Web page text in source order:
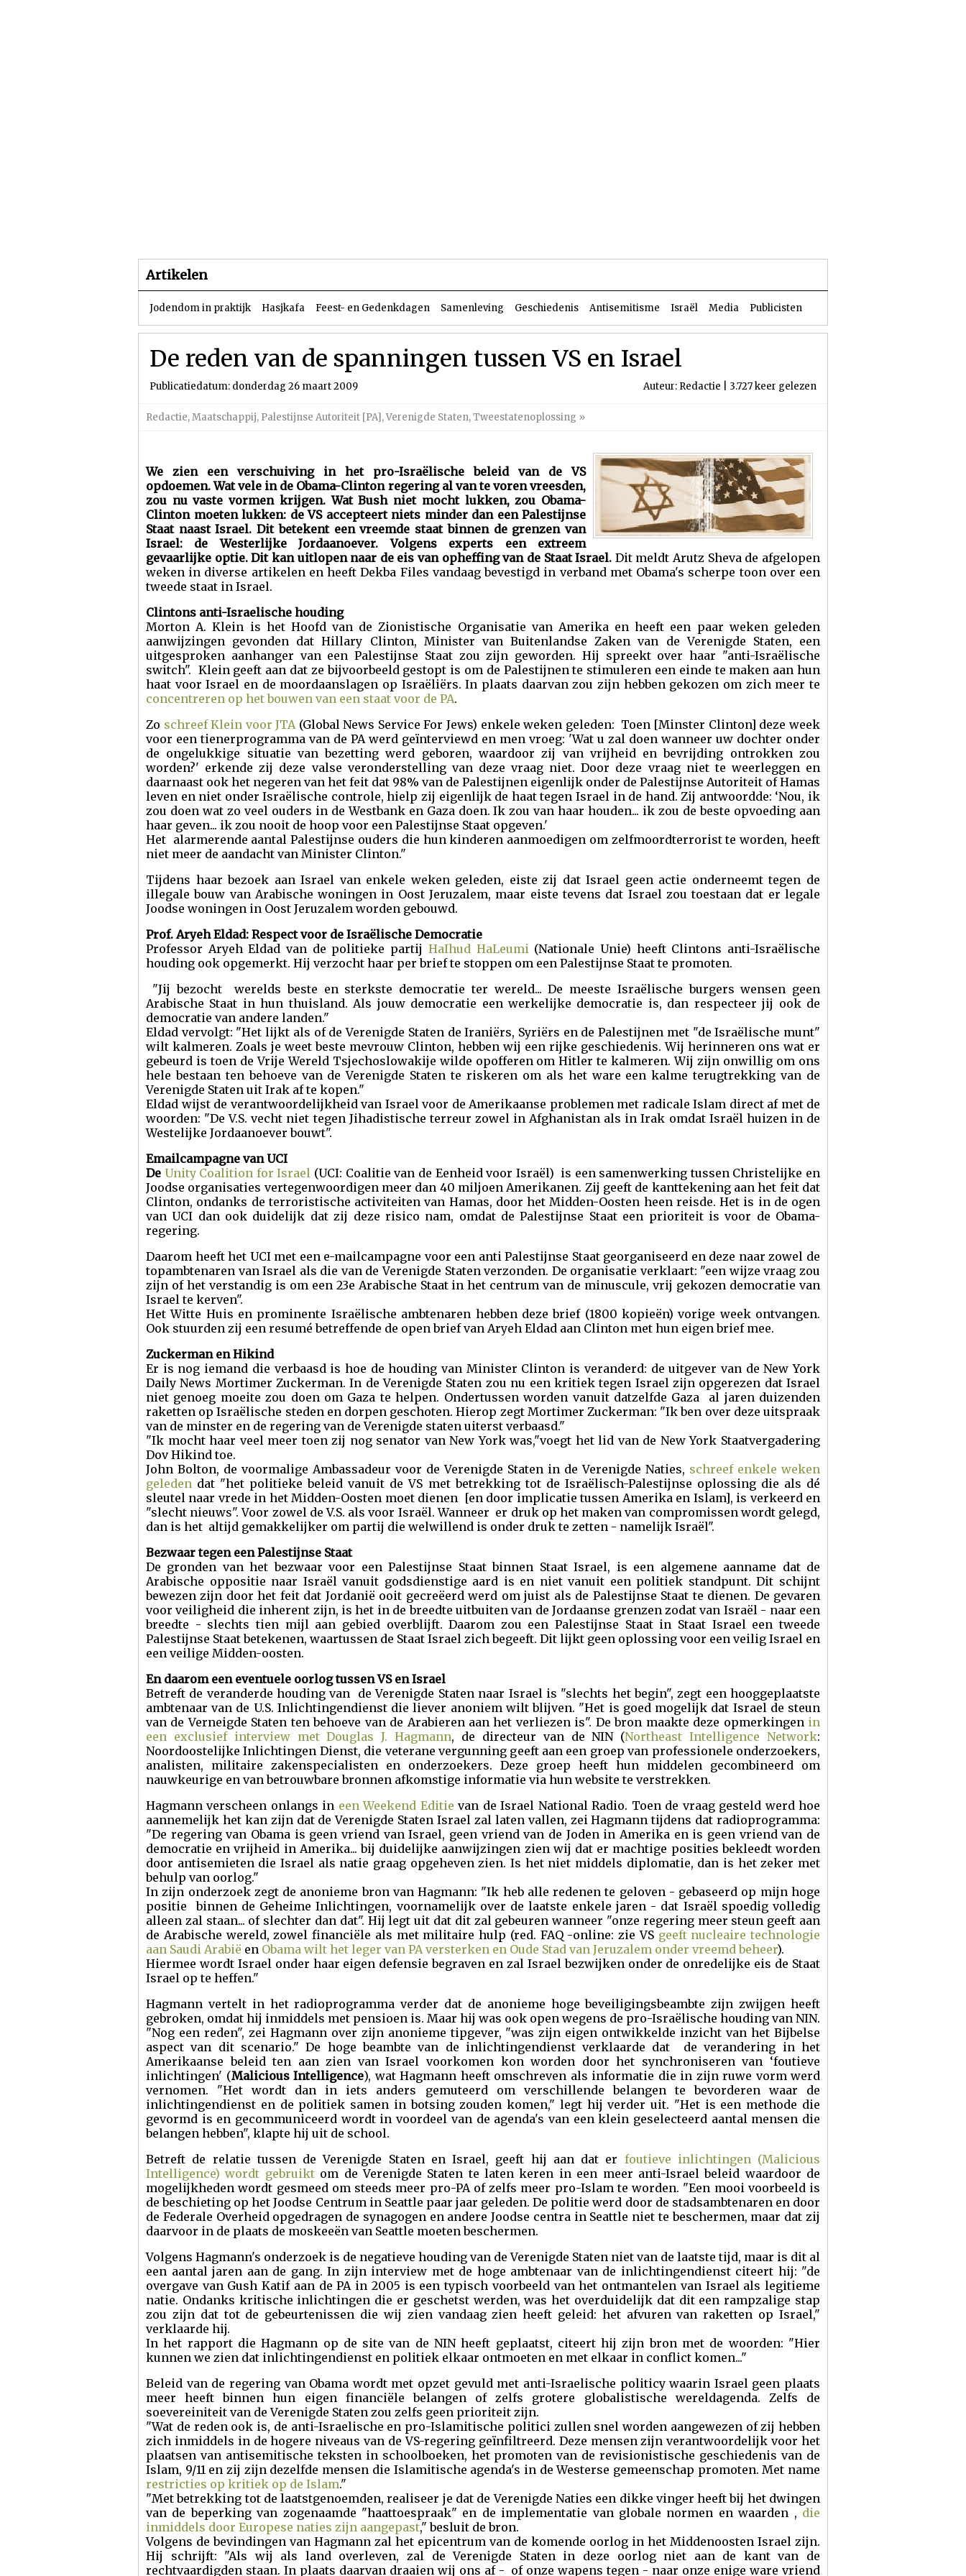
Artikelen
Jodendom in praktijk Hasjkafa Feest- en Gedenkdagen Samenleving Geschiedenis Antisemitisme Israël Media Publicisten
De reden van de spanningen tussen VS en Israel
Publicatiedatum: donderdag 26 maart 2009 Auteur: Redactie | 3.727 keer gelezen
Redactie,Maatschappij, Palestijnse Autoriteit [PA],Verenigde Staten,Tweestatenoplossing »
We zien een verschuiving in het pro-Israëlische beleid van de VS
opdoemen. Wat vele in de Obama-Clinton regering al van te voren vreesden,
zou nu vaste vormen krijgen. Wat Bush niet mocht lukken, zou Obama-
Clinton moeten lukken: de VS accepteert niets minder dan een Palestijnse
Staat naast Israel. Dit betekent een vreemde staat binnen de grenzen van
Israel: de Westerlijke Jordaanoever. Volgens experts een extreem
gevaarlijke optie. Dit kan uitlopen naar de eis van opheffing van de Staat Israel. Dit meldt Arutz Sheva de afgelopen
weken in diverse artikelen en heeft Dekba Files vandaag bevestigd in verband met Obama's scherpe toon over een
tweede staat in Israel.
Clintons anti-Israelische houding
Morton A. Klein is het Hoofd van de Zionistische Organisatie van Amerika en heeft een paar weken geleden
aanwijzingen gevonden dat Hillary Clinton, Minister van Buitenlandse Zaken van de Verenigde Staten, een
uitgesproken aanhanger van een Palestijnse Staat zou zijn geworden. Hij spreekt over haar "anti-Israëlische
switch". Klein geeft aan dat ze bijvoorbeeld gestopt is om de Palestijnen te stimuleren een einde te maken aan hun
haat voor Israel en de moordaanslagen op Israëliërs. In plaats daarvan zou zijn hebben gekozen om zich meer te
concentreren op het bouwen van een staat voor de PA.
Zo schreef Klein voor JTA(Global News Service For Jews) enkele weken geleden: Toen [Minster Clinton] deze week
voor een tienerprogramma van de PA werd geïnterviewd en men vroeg: 'Wat u zal doen wanneer uw dochter onder
de ongelukkige situatie van bezetting werd geboren, waardoor zij van vrijheid en bevrijding ontrokken zou
worden?' erkende zij deze valse veronderstelling van deze vraag niet. Door deze vraag niet te weerleggen en
daarnaast ook het negeren van het feit dat 98% van de Palestijnen eigenlijk onder de Palestijnse Autoriteit of Hamas
leven en niet onder Israëlische controle, hielp zij eigenlijk de haat tegen Israel in de hand. Zij antwoordde: ‘Nou, ik
zou doen wat zo veel ouders in de Westbank en Gaza doen. Ik zou van haar houden... ik zou de beste opvoeding aan
haar geven... ik zou nooit de hoop voor een Palestijnse Staat opgeven.'
Het alarmerende aantal Palestijnse ouders die hun kinderen aanmoedigen om zelfmoordterrorist te worden, heeft
niet meer de aandacht van Minister Clinton."
Tijdens haar bezoek aan Israel van enkele weken geleden, eiste zij dat Israel geen actie onderneemt tegen de
illegale bouw van Arabische woningen in Oost Jeruzalem, maar eiste tevens dat Israel zou toestaan dat er legale
Joodse woningen in Oost Jeruzalem worden gebouwd.
Prof. Aryeh Eldad: Respect voor de Israëlische Democratie
Professor Aryeh Eldad van de politieke partij HaIhud HaLeumi(Nationale Unie) heeft Clintons anti-Israëlische
houding ook opgemerkt. Hij verzocht haar per brief te stoppen om een Palestijnse Staat te promoten.
"Jij bezocht werelds beste en sterkste democratie ter wereld... De meeste Israëlische burgers wensen geen
Arabische Staat in hun thuisland. Als jouw democratie een werkelijke democratie is, dan respecteer jij ook de
democratie van andere landen."
Eldad vervolgt: "Het lijkt als of de Verenigde Staten de Iraniërs, Syriërs en de Palestijnen met "de Israëlische munt"
wilt kalmeren. Zoals je weet beste mevrouw Clinton, hebben wij een rijke geschiedenis. Wij herinneren ons wat er
gebeurd is toen de Vrije Wereld Tsjechoslowakije wilde opofferen om Hitler te kalmeren. Wij zijn onwillig om ons
hele bestaan ten behoeve van de Verenigde Staten te riskeren om als het ware een kalme terugtrekking van de
Verenigde Staten uit Irak af te kopen."
Eldad wijst de verantwoordelijkheid van Israel voor de Amerikaanse problemen met radicale Islam direct af met de
woorden: "De V.S. vecht niet tegen Jihadistische terreur zowel in Afghanistan als in Irak omdat Israël huizen in de
Westelijke Jordaanoever bouwt".
Emailcampagne van UCI
De Unity Coalition for Israel (UCI: Coalitie van de Eenheid voor Israël) is een samenwerking tussen Christelijke en
Joodse organisaties vertegenwoordigen meer dan 40 miljoen Amerikanen. Zij geeft de kanttekening aan het feit dat
Clinton, ondanks de terroristische activiteiten van Hamas, door het Midden-Oosten heen reisde. Het is in de ogen
van UCI dan ook duidelijk dat zij deze risico nam, omdat de Palestijnse Staat een prioriteit is voor de Obama-
regering.
Daarom heeft het UCI met een e-mailcampagne voor een anti Palestijnse Staat georganiseerd en deze naar zowel de
topambtenaren van Israel als die van de Verenigde Staten verzonden. De organisatie verklaart: "een wijze vraag zou
zijn of het verstandig is om een 23e Arabische Staat in het centrum van de minuscule, vrij gekozen democratie van
Israel te kerven".
Het Witte Huis en prominente Israëlische ambtenaren hebben deze brief (1800 kopieën) vorige week ontvangen.
Ook stuurden zij een resumé betreffende de open brief van Aryeh Eldad aan Clinton met hun eigen brief mee.
Zuckerman en Hikind
Er is nog iemand die verbaasd is hoe de houding van Minister Clinton is veranderd: de uitgever van de New York
Daily News Mortimer Zuckerman. In de Verenigde Staten zou nu een kritiek tegen Israel zijn opgerezen dat Israel
niet genoeg moeite zou doen om Gaza te helpen. Ondertussen worden vanuit datzelfde Gaza al jaren duizenden
raketten op Israëlische steden en dorpen geschoten. Hierop zegt Mortimer Zuckerman: "Ik ben over deze uitspraak
van de minster en de regering van de Verenigde staten uiterst verbaasd."
"Ik mocht haar veel meer toen zij nog senator van New York was,"voegt het lid van de New York Staatvergadering
Dov Hikind toe.
John Bolton, de voormalige Ambassadeur voor de Verenigde Staten in de Verenigde Naties, schreef enkele weken
geleden dat "het politieke beleid vanuit de VS met betrekking tot de Israëlisch-Palestijnse oplossing die als dé
sleutel naar vrede in het Midden-Oosten moet dienen [en door implicatie tussen Amerika en Islam], is verkeerd en
"slecht nieuws". Voor zowel de V.S. als voor Israël. Wanneer er druk op het maken van compromissen wordt gelegd,
dan is het altijd gemakkelijker om partij die welwillend is onder druk te zetten - namelijk Israël".
Bezwaar tegen een Palestijnse Staat
De gronden van het bezwaar voor een Palestijnse Staat binnen Staat Israel, is een algemene aanname dat de
Arabische oppositie naar Israël vanuit godsdienstige aard is en niet vanuit een politiek standpunt. Dit schijnt
bewezen zijn door het feit dat Jordanië ooit gecreëerd werd om juist als de Palestijnse Staat te dienen. De gevaren
voor veiligheid die inherent zijn, is het in de breedte uitbuiten van de Jordaanse grenzen zodat van Israël - naar een
breedte - slechts tien mijl aan gebied overblijft. Daarom zou een Palestijnse Staat in Staat Israel een tweede
Palestijnse Staat betekenen, waartussen de Staat Israel zich begeeft. Dit lijkt geen oplossing voor een veilig Israel en
een veilige Midden-oosten.
En daarom een eventuele oorlog tussen VS en Israel
Betreft de veranderde houding van de Verenigde Staten naar Israel is "slechts het begin", zegt een hooggeplaatste
ambtenaar van de U.S. Inlichtingendienst die liever anoniem wilt blijven. "Het is goed mogelijk dat Israel de steun
van de Verneigde Staten ten behoeve van de Arabieren aan het verliezen is". De bron maakte deze opmerkingen in
een exclusief interview met Douglas J. Hagmann, de directeur van de NIN (Northeast Intelligence Network:
Noordoostelijke Inlichtingen Dienst, die veterane vergunning geeft aan een groep van professionele onderzoekers,
analisten, militaire zakenspecialisten en onderzoekers. Deze groep heeft hun middelen gecombineerd om
nauwkeurige en van betrouwbare bronnen afkomstige informatie via hun website te verstrekken.
Hagmann verscheen onlangs in een Weekend Editie van de Israel National Radio. Toen de vraag gesteld werd hoe
aannemelijk het kan zijn dat de Verenigde Staten Israel zal laten vallen, zei Hagmann tijdens dat radioprogramma:
"De regering van Obama is geen vriend van Israel, geen vriend van de Joden in Amerika en is geen vriend van de
democratie en vrijheid in Amerika... bij duidelijke aanwijzingen zien wij dat er machtige posities bekleedt worden
door antisemieten die Israel als natie graag opgeheven zien. Is het niet middels diplomatie, dan is het zeker met
behulp van oorlog."
In zijn onderzoek zegt de anonieme bron van Hagmann: "Ik heb alle redenen te geloven - gebaseerd op mijn hoge
positie binnen de Geheime Inlichtingen, voornamelijk over de laatste enkele jaren - dat Israël spoedig volledig
alleen zal staan... of slechter dan dat". Hij legt uit dat dit zal gebeuren wanneer "onze regering meer steun geeft aan
de Arabische wereld, zowel financiële als met militaire hulp (red. FAQ -online: zie VS geeft nucleaire technologie
aan Saudi Arabië en Obama wilt het leger van PA versterken en Oude Stad van Jeruzalem onder vreemd beheer).
Hiermee wordt Israel onder haar eigen defensie begraven en zal Israel bezwijken onder de onredelijke eis de Staat
Israel op te heffen."
Hagmann vertelt in het radioprogramma verder dat de anonieme hoge beveiligingsbeambte zijn zwijgen heeft
gebroken, omdat hij inmiddels met pensioen is. Maar hij was ook open wegens de pro-Israëlische houding van NIN.
"Nog een reden", zei Hagmann over zijn anonieme tipgever, "was zijn eigen ontwikkelde inzicht van het Bijbelse
aspect van dit scenario." De hoge beambte van de inlichtingendienst verklaarde dat de verandering in het
Amerikaanse beleid ten aan zien van Israel voorkomen kon worden door het synchroniseren van ‘foutieve
inlichtingen' (Malicious Intelligence), wat Hagmann heeft omschreven als informatie die in zijn ruwe vorm werd
vernomen. "Het wordt dan in iets anders gemuteerd om verschillende belangen te bevorderen waar de
inlichtingendienst en de politiek samen in botsing zouden komen," legt hij verder uit. "Het is een methode die
gevormd is en gecommuniceerd wordt in voordeel van de agenda's van een klein geselecteerd aantal mensen die
belangen hebben", klapte hij uit de school.
Betreft de relatie tussen de Verenigde Staten en Israel, geeft hij aan dat er foutieve inlichtingen (Malicious
Intelligence) wordt gebruiktom de Verenigde Staten te laten keren in een meer anti-Israel beleid waardoor de
mogelijkheden wordt gesmeed om steeds meer pro-PA of zelfs meer pro-Islam te worden. "Een mooi voorbeeld is
de beschieting op het Joodse Centrum in Seattle paar jaar geleden. De politie werd door de stadsambtenaren en door
de Federale Overheid opgedragen de synagogen en andere Joodse centra in Seattle niet te beschermen, maar dat zij
daarvoor in de plaats de moskeeën van Seattle moeten beschermen.
Volgens Hagmann's onderzoek is de negatieve houding van de Verenigde Staten niet van de laatste tijd, maar is dit al
een aantal jaren aan de gang. In zijn interview met de hoge ambtenaar van de inlichtingendienst citeert hij: "de
overgave van Gush Katif aan de PA in 2005 is een typisch voorbeeld van het ontmantelen van Israel als legitieme
natie. Ondanks kritische inlichtingen die er geschetst werden, was het overduidelijk dat dit een rampzalige stap
zou zijn dat tot de gebeurtenissen die wij zien vandaag zien heeft geleid: het afvuren van raketten op Israel,"
verklaarde hij.
In het rapport die Hagmann op de site van de NIN heeft geplaatst, citeert hij zijn bron met de woorden: "Hier
kunnen we zien dat inlichtingendienst en politiek elkaar ontmoeten en met elkaar in conflict komen..."
Beleid van de regering van Obama wordt met opzet gevuld met anti-Israelische politicy waarin Israel geen plaats
meer heeft binnen hun eigen financiële belangen of zelfs grotere globalistische wereldagenda. Zelfs de
soevereiniteit van de Verenigde Staten zou zelfs geen prioriteit zijn.
"Wat de reden ook is, de anti-Israelische en pro-Islamitische politici zullen snel worden aangewezen of zij hebben
zich inmiddels in de hogere niveaus van de VS-regering geïnfiltreerd. Deze mensen zijn verantwoordelijk voor het
plaatsen van antisemitische teksten in schoolboeken, het promoten van de revisionistische geschiedenis van de
Islam, 9/11 en zij zijn dezelfde mensen die Islamitische agenda's in de Westerse gemeenschap promoten. Met name
restricties op kritiek op de Islam."
"Met betrekking tot de laatstgenoemden, realiseer je dat de Verenigde Naties een dikke vinger heeft bij het dwingen
van de beperking van zogenaamde "haattoespraak" en de implementatie van globale normen en waarden , die
inmiddels door Europese naties zijn aangepast," besluit de bron.
Volgens de bevindingen van Hagmann zal het epicentrum van de komende oorlog in het Middenoosten Israel zijn.
Hij schrijft: "Als wij als land overleven, zal de Verenigde Staten in deze oorlog niet aan de kant van de
rechtvaardigden staan. In plaats daarvan draaien wij ons af - of onze wapens tegen - naar onze enige ware vriend